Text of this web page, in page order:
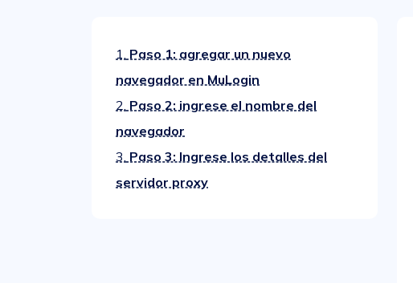
1. Paso 1: agregar un nuevo
navegador en MuLogin
2. Paso 2: ingrese el nombre del
navegador
3. Paso 3: Ingrese los detalles del
servidor proxy